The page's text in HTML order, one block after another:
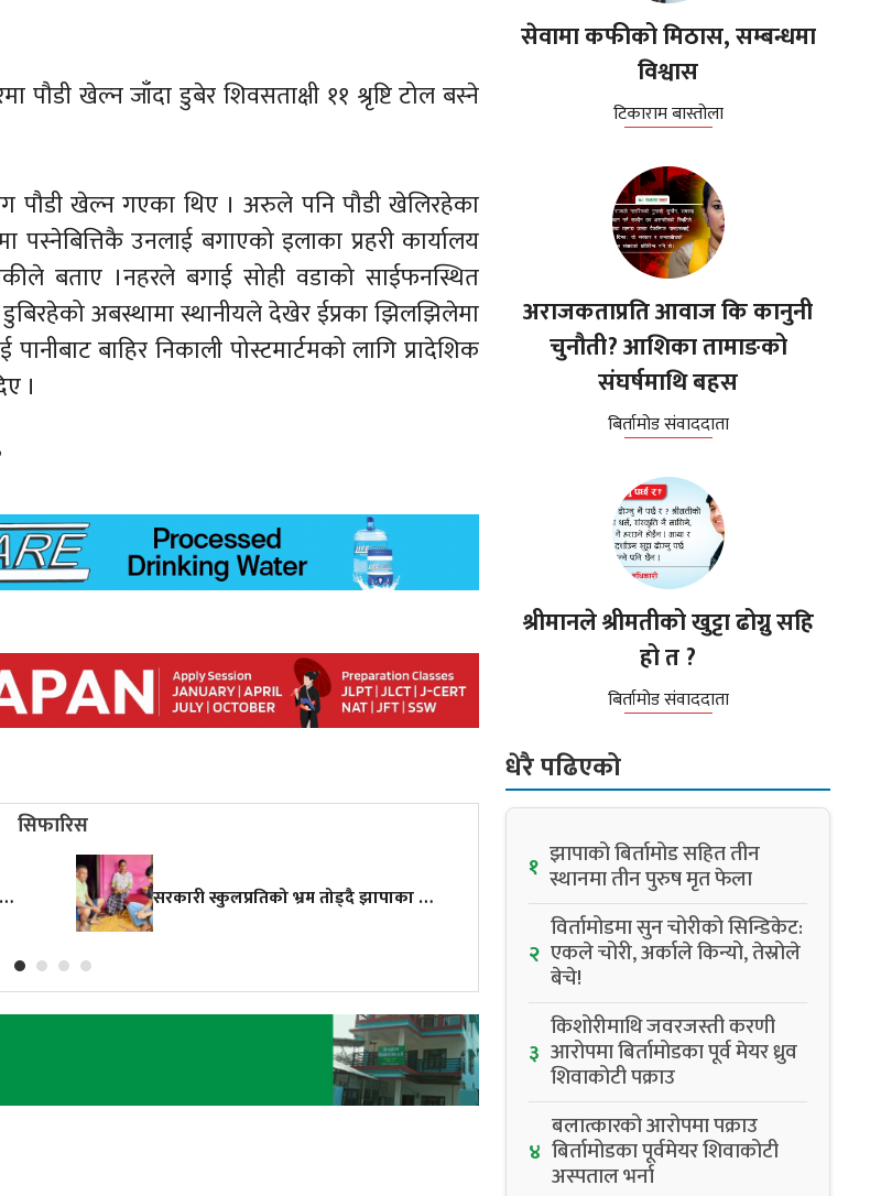
पौडी खेल्न जाँदा डुबेर शिवसताक्षी ११ श्रृष्टि टोल बस्ने
पौडी खेल्न गएका थिए । अरुले पनि पौडी खेलिरहेका
उनलाई बगाएको इलाका प्रहरी कार्यालय
बताए ।नहरले बगाई सोही वडाको साईफनस्थित
अबस्थामा स्थानीयले देखेर ईप्रका झिलझिलेमा
बाहिर निकाली पोस्टमार्टमको लागि प्रादेशिक
।
सिफारिस
झापाको गौरीगञ्जमा चट्याङ लागेर भोजपुरका ३० वर्षीय श्रेष्ठको मृत्यु सरकारी स्कुलप्रतिको भ्रम तोड्दै झापाका निश्चलले ल्याए ४.०० जीपिए
सेवामा कफीको मिठास, सम्बन्धमा
विश्वास
टिकाराम बास्तोला
अराजकताप्रति आवाज कि कानुनी
चुनौती? आशिका तामाङको
संघर्षमाथि बहस
बिर्तामोड संवाददाता
श्रीमानले श्रीमतीको खुट्टा ढोग्नु सहि
हो त ?
बिर्तामोड संवाददाता
धेरै पढिएको
१ झापाको बिर्तामोड सहित तीन
स्थानमा तीन पुरुष मृत फेला
२
विर्तामोडमा सुन चोरीको सिन्डिकेट:
एकले चोरी, अर्काले किन्यो, तेस्रोले
बेचे!
३
किशोरीमाथि जवरजस्ती करणी
आरोपमा बिर्तामोडका पूर्व मेयर ध्रुव
शिवाकोटी पक्राउ
४
बलात्कारको आरोपमा पक्राउ
बिर्तामोडका पूर्वमेयर शिवाकोटी
अस्पताल भर्ना